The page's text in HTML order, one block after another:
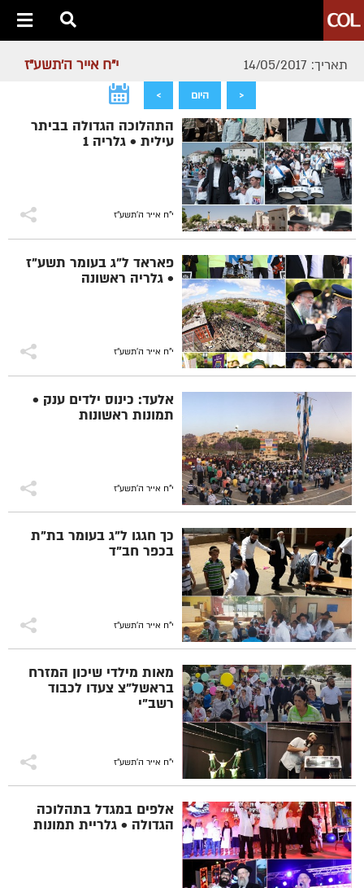
תאריך: 14/05/2017 י"ח אייר ה׳תשע״ז
< היום >
התהלוכה הגדולה בביתר
עילית • גלריה 1
י"ח אייר ה׳תשע״ז
פאראד ל"ג בעומר תשע"ז
• גלריה ראשונה
י"ח אייר ה׳תשע״ז
אלעד: כינוס ילדים ענק •
תמונות ראשונות
י"ח אייר ה׳תשע״ז
כך חגגו ל"ג בעומר בת"ת
בכפר חב"ד
י"ח אייר ה׳תשע״ז
מאות מילדי שיכון המזרח
בראשל"צ צעדו לכבוד
רשב"י
י"ח אייר ה׳תשע״ז
אלפים במגדל בתהלוכה
הגדולה • גלריית תמונות